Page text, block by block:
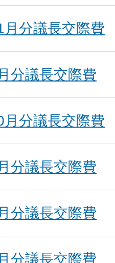
分議長交際費
分議長交際費
分議長交際費
分議長交際費
分議長交際費
分議長交際費